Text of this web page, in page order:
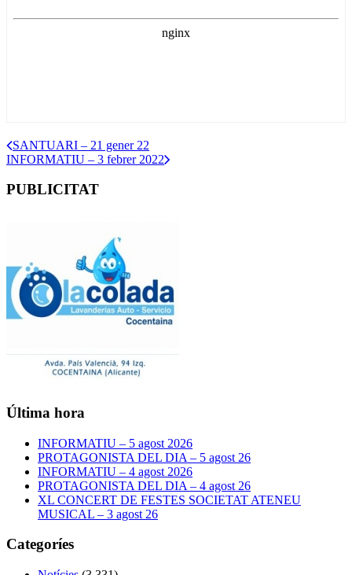
SANTUARI – 21 gener 22
INFORMATIU – 3 febrer 2022
PUBLICITAT
Última hora
INFORMATIU – 5 agost 2026
PROTAGONISTA DEL DIA – 5 agost 26
INFORMATIU – 4 agost 2026
PROTAGONISTA DEL DIA – 4 agost 26
XL CONCERT DE FESTES SOCIETAT ATENEU
MUSICAL – 3 agost 26
Categoríes